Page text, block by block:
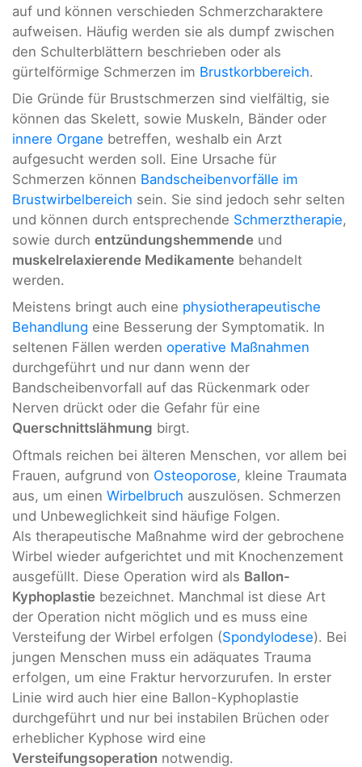
auf und können verschieden Schmerzcharaktere
aufweisen. Häufig werden sie als dumpf zwischen
den Schulterblättern beschrieben oder als
gürtelförmige Schmerzen im Brustkorbbereich.
Die Gründe für Brustschmerzen sind vielfältig, sie
können das Skelett, sowie Muskeln, Bänder oder
innere Organe betreffen, weshalb ein Arzt
aufgesucht werden soll. Eine Ursache für
Schmerzen können Bandscheibenvorfälle im
Brustwirbelbereich sein. Sie sind jedoch sehr selten
und können durch entsprechende Schmerztherapie,
sowie durch entzündungshemmende und
muskelrelaxierende Medikamente behandelt
werden.
Meistens bringt auch eine physiotherapeutische
Behandlung eine Besserung der Symptomatik. In
seltenen Fällen werden operative Maßnahmen
durchgeführt und nur dann wenn der
Bandscheibenvorfall auf das Rückenmark oder
Nerven drückt oder die Gefahr für eine
Querschnittslähmung birgt.
Oftmals reichen bei älteren Menschen, vor allem bei
Frauen, aufgrund von Osteoporose, kleine Traumata
aus, um einen Wirbelbruch auszulösen. Schmerzen
und Unbeweglichkeit sind häufige Folgen.
Als therapeutische Maßnahme wird der gebrochene
Wirbel wieder aufgerichtet und mit Knochenzement
ausgefüllt. Diese Operation wird als Ballon-
Kyphoplastie bezeichnet. Manchmal ist diese Art
der Operation nicht möglich und es muss eine
Versteifung der Wirbel erfolgen (Spondylodese). Bei
jungen Menschen muss ein adäquates Trauma
erfolgen, um eine Fraktur hervorzurufen. In erster
Linie wird auch hier eine Ballon-Kyphoplastie
durchgeführt und nur bei instabilen Brüchen oder
erheblicher Kyphose wird eine
Versteifungsoperation notwendig.